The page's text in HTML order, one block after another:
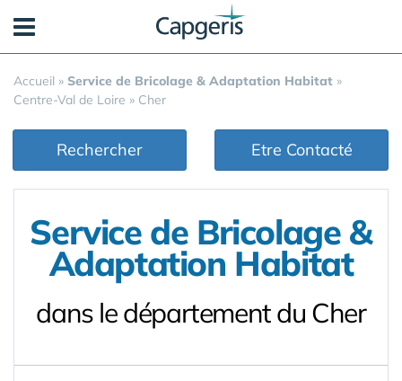
Accueil » Service de Bricolage & Adaptation Habitat »
Centre-Val de Loire » Cher
Rechercher Etre Contacté
Service de Bricolage &
Adaptation Habitat
dans le département du Cher